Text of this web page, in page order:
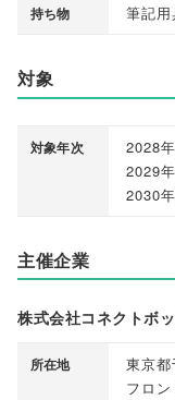
持ち物 筆記用
対象
対象年次
2028
2029
2030
主催企業
株式会社コネクトボ
所在地
東京
フロン